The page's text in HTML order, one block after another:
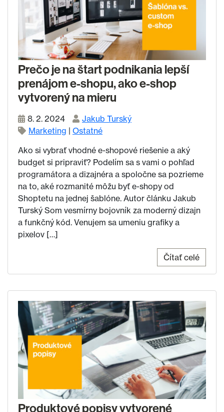
Prečo je na štart podnikania lepší
prenájom e-shopu, ako e-shop
vytvorený na mieru
8. 2. 2024
Jakub Turský
Marketing | Ostatné
Ako si vybrať vhodné e-shopové riešenie a aký
budget si pripraviť? Podelím sa s vami o pohľad
programátora a dizajnéra a spoločne sa pozrieme
na to, aké rozmanité môžu byť e-shopy od
Shoptetu na jednej šablóne. Autor článku Jakub
Turský Som vesmírny bojovník za moderný dizajn
a funkčný kód. Venujem sa umeniu grafiky a
pixelov […]
Čítať celé
Produktové popisy vytvorené